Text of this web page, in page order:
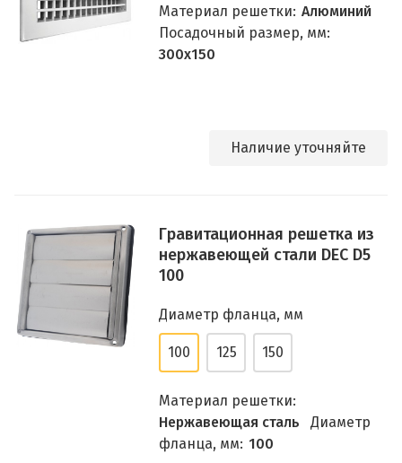
Материал решетки: Алюминий
Посадочный размер, мм:
300x150
Наличие уточняйте
Гравитационная решетка из
нержавеющей стали DEC D5
100
Диаметр фланца, мм
100 125 150
Материал решетки:
Нержавеющая сталь
Диаметр
фланца, мм: 100